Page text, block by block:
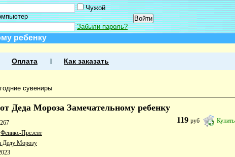
Чужой
Забыли пароль?
ребенку
Оплата Как заказать
сувениры
Деда Мороза Замечательному ребенку
119руб Купить
Феникс-Презент
Деду Морозу